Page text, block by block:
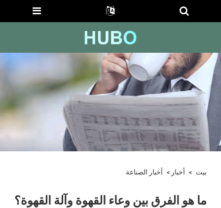
بيت > أخبار > أخبار الصناعة
ما هو الفرق بين وعاء القهوة وآلة القهوة؟